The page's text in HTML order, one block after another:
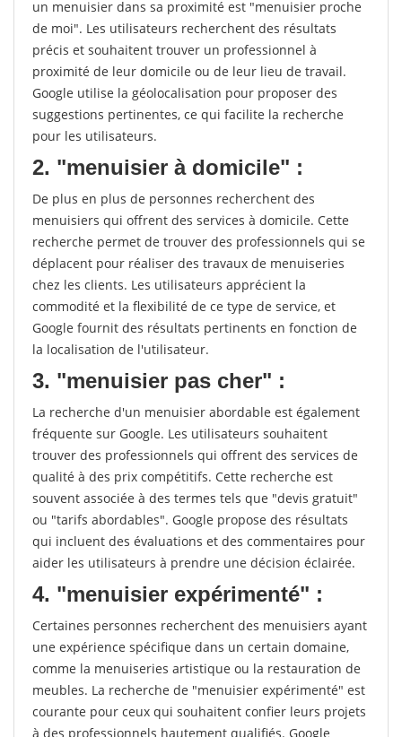
un menuisier dans sa proximité est "menuisier proche
de moi". Les utilisateurs recherchent des résultats
précis et souhaitent trouver un professionnel à
proximité de leur domicile ou de leur lieu de travail.
Google utilise la géolocalisation pour proposer des
suggestions pertinentes, ce qui facilite la recherche
pour les utilisateurs.
2. "menuisier à domicile" :
De plus en plus de personnes recherchent des
menuisiers qui offrent des services à domicile. Cette
recherche permet de trouver des professionnels qui se
déplacent pour réaliser des travaux de menuiseries
chez les clients. Les utilisateurs apprécient la
commodité et la flexibilité de ce type de service, et
Google fournit des résultats pertinents en fonction de
la localisation de l'utilisateur.
3. "menuisier pas cher" :
La recherche d'un menuisier abordable est également
fréquente sur Google. Les utilisateurs souhaitent
trouver des professionnels qui offrent des services de
qualité à des prix compétitifs. Cette recherche est
souvent associée à des termes tels que "devis gratuit"
ou "tarifs abordables". Google propose des résultats
qui incluent des évaluations et des commentaires pour
aider les utilisateurs à prendre une décision éclairée.
4. "menuisier expérimenté" :
Certaines personnes recherchent des menuisiers ayant
une expérience spécifique dans un certain domaine,
comme la menuiseries artistique ou la restauration de
meubles. La recherche de "menuisier expérimenté" est
courante pour ceux qui souhaitent confier leurs projets
à des professionnels hautement qualifiés. Google